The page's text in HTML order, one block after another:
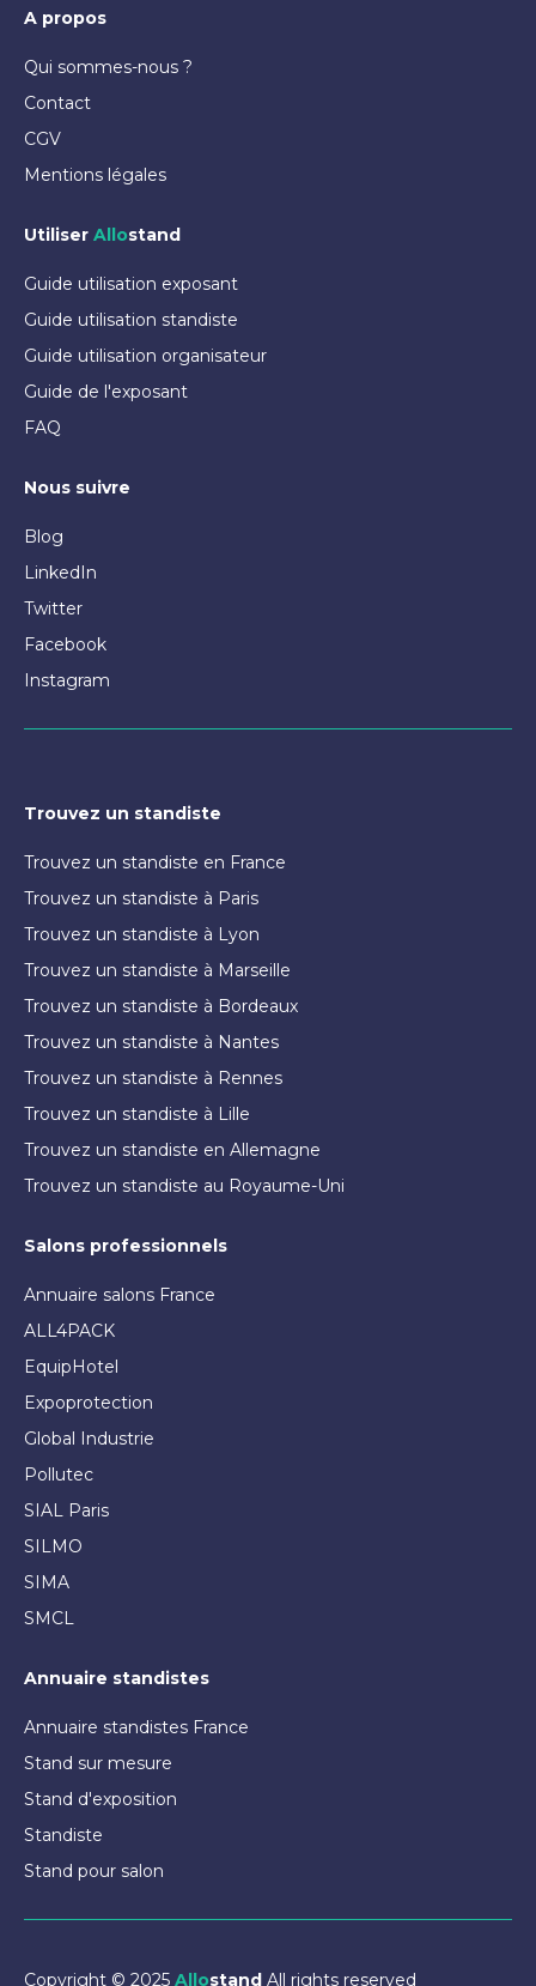
A propos
Qui sommes-nous ?
Contact
CGV
Mentions légales
Utiliser Allostand
Guide utilisation exposant
Guide utilisation standiste
Guide utilisation organisateur
Guide de l'exposant
FAQ
Nous suivre
Blog
LinkedIn
Twitter
Facebook
Instagram
Trouvez un standiste
Trouvez un standiste en France
Trouvez un standiste à Paris
Trouvez un standiste à Lyon
Trouvez un standiste à Marseille
Trouvez un standiste à Bordeaux
Trouvez un standiste à Nantes
Trouvez un standiste à Rennes
Trouvez un standiste à Lille
Trouvez un standiste en Allemagne
Trouvez un standiste au Royaume-Uni
Salons professionnels
Annuaire salons France
ALL4PACK
EquipHotel
Expoprotection
Global Industrie
Pollutec
SIAL Paris
SILMO
SIMA
SMCL
Annuaire standistes
Annuaire standistes France
Stand sur mesure
Stand d'exposition
Standiste
Stand pour salon
Copyright © 2025 Allostand All rights reserved